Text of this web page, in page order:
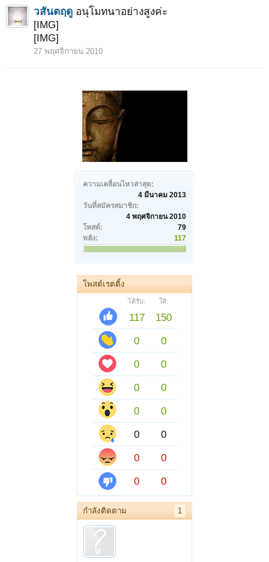
ความเคลื่อนไหวล่าสุด:
4 มีนาคม 2013
วันที่สมัครสมาชิก:
4 พฤศจิกายน 2010
โพสต์:
79
พลัง:
117
โพสต์เรตติ้ง
ได้รับ: ให้:
117
150
0
0
0
0
0
0
0
0
0
0
0
0
0
0
กำลังติดตาม 1
วสันตฤดู อนุโมทนาอย่างสูงค่ะ
[IMG]
[IMG]
27 พฤศจิกายน 2010